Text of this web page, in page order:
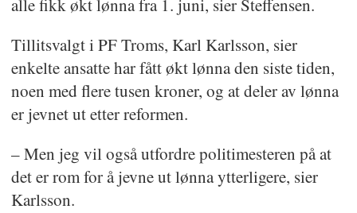
alle fikk økt lønna fra 1. juni, sier Steffensen.
Tillitsvalgt i PF Troms, Karl Karlsson, sier
enkelte ansatte har fått økt lønna den siste tiden,
noen med flere tusen kroner, og at deler av lønna
er jevnet ut etter reformen.
– Men jeg vil også utfordre politimesteren på at
det er rom for å jevne ut lønna ytterligere, sier
Karlsson.